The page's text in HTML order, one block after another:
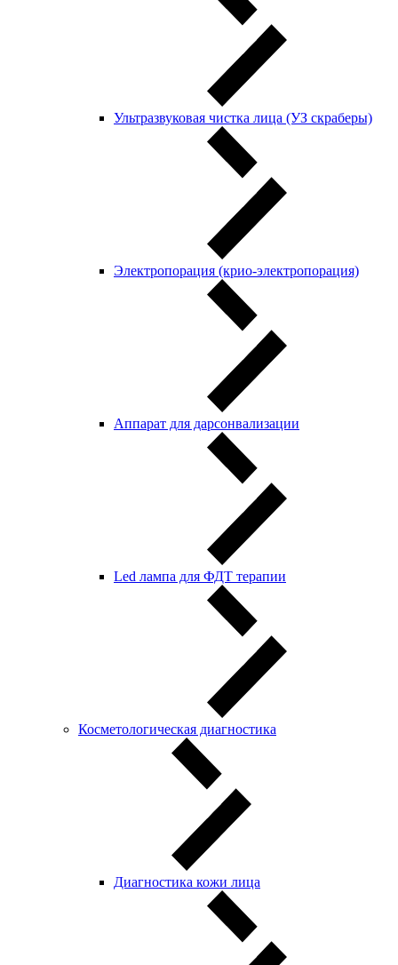
Ультразвуковая чистка лица (УЗ скраберы)
Электропорация (крио-электропорация)
Аппарат для дарсонвализации
Led лампа для ФДТ терапии
Косметологическая диагностика
Диагностика кожи лица